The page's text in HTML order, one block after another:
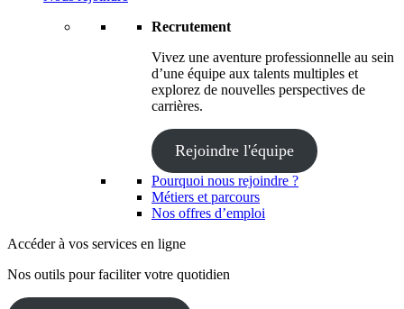
Recrutement
Vivez une aventure professionnelle au sein
d’une équipe aux talents multiples et
explorez de nouvelles perspectives de
carrières.
Rejoindre l'équipe
Pourquoi nous rejoindre ?
Métiers et parcours
Nos offres d’emploi
Accéder à vos services en ligne
Nos outils pour faciliter votre quotidien